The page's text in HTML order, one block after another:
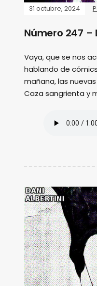
31 octubre, 2024
Número 247 –
Vaya, que se nos
hablando de
mañana, las
Caza sangrienta y